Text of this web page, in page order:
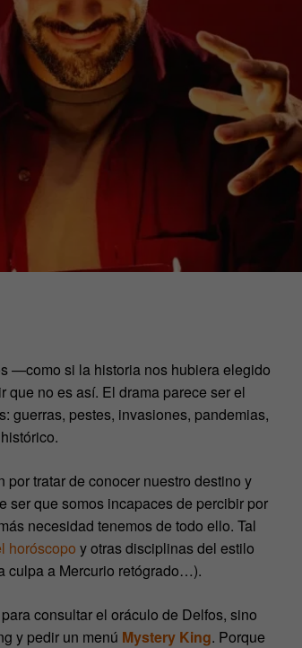
—como si la historia nos hubiera elegido
no es así. El drama parece ser el
guerras, pestes, invasiones, pandemias,
tratar de conocer nuestro destino y
ser que somos incapaces de percibir por
necesidad tenemos de todo ello. Tal
horóscopo y otras disciplinas del estilo
culpa a Mercurio retógrado…).
consultar el oráculo de Delfos, sino
y pedir un menú Mystery King. Porque